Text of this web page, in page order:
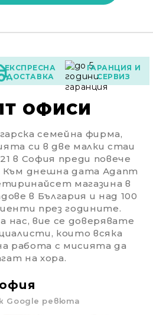
ЕКСПРЕСНА
ДОСТАВКА
ГАРАНЦИЯ И
СЕРВИЗ
ОФИСИ
семейна фирма,
си в две малки стаи
в София преди повече
днешна дата Адапт
магазина в
в България и над 100
през годините.
нас, вие се доверявате
които всяка
работа с мисията да
на хора.
Google ревюта